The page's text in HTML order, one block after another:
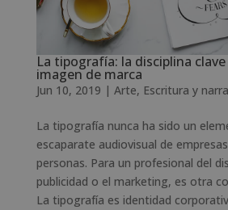
La tipografía: la disciplina
imagen de marca
Jun 10, 2019 | Arte, Escritura y
La tipografía nunca ha sido un
escaparate audiovisual de
personas. Para un profesional del
publicidad o el marketing, es otra
La tipografía es identidad